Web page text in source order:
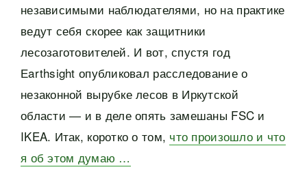
независимыми наблюдателями, но на практике
ведут себя скорее как защитники
лесозаготовителей. И вот, спустя год
Еarthsight опубликовал расследование о
незаконной вырубке лесов в Иркутской
области — и в деле опять замешаны FSC и
IKEA. Итак, коротко о том, что произошло и что
я об этом думаю …